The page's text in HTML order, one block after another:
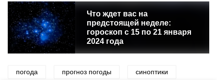
Что ждет вас на
предстоящей неделе:
гороскоп с 15 по 21 января
2024 года
погода прогноз погоды синоптики